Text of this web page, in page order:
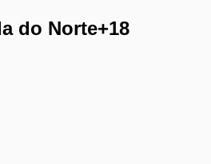
do Norte+18